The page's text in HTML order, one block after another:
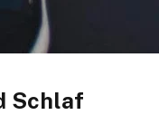
Schlaf